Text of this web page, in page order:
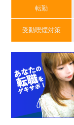
転勤
受動喫煙対策